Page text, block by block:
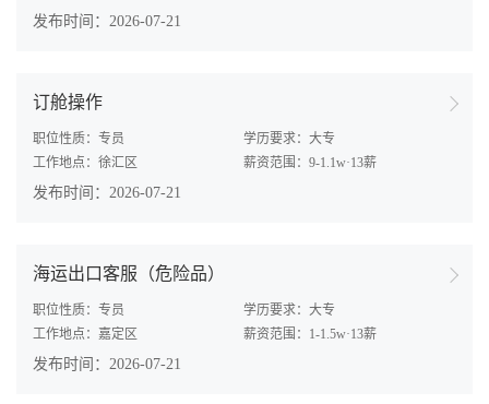
发布时间：2026-07-21
订舱操作
职位性质：专员
学历要求：大专
工作地点：徐汇区
薪资范围：9-1.1w·13薪
发布时间：2026-07-21
海运出口客服（危险品）
职位性质：专员
学历要求：大专
工作地点：嘉定区
薪资范围：1-1.5w·13薪
发布时间：2026-07-21